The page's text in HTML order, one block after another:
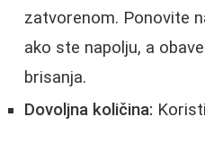
zatvorenom. Ponovite
ako ste napolju, a
brisanja.
Dovoljna količina: